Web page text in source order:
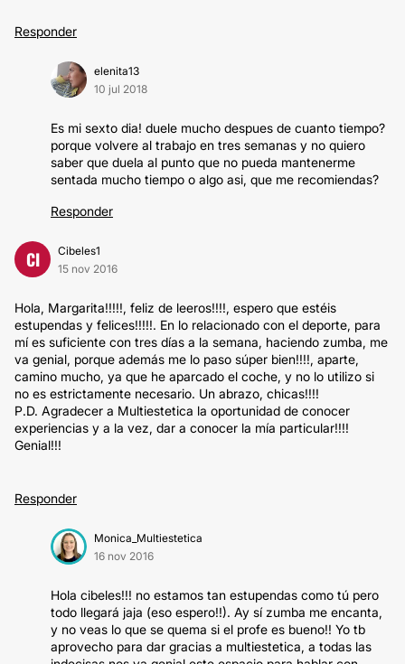
Responder
elenita13
10 jul 2018
Es mi sexto dia! duele mucho despues de cuanto tiempo?
porque volvere al trabajo en tres semanas y no quiero
saber que duela al punto que no pueda mantenerme
sentada mucho tiempo o algo asi, que me recomiendas?
Responder
CI
Cibeles1
15 nov 2016
Hola, Margarita!!!!!, feliz de leeros!!!!, espero que estéis
estupendas y felices!!!!!. En lo relacionado con el deporte, para
mí es suficiente con tres días a la semana, haciendo zumba, me
va genial, porque además me lo paso súper bien!!!!, aparte,
camino mucho, ya que he aparcado el coche, y no lo utilizo si
no es estrictamente necesario. Un abrazo, chicas!!!!
P.D. Agradecer a Multiestetica la oportunidad de conocer
experiencias y a la vez, dar a conocer la mía particular!!!!
Genial!!!
Responder
Monica_Multiestetica
16 nov 2016
Hola cibeles!!! no estamos tan estupendas como tú pero
todo llegará jaja (eso espero!!). Ay sí zumba me encanta,
y no veas lo que se quema si el profe es bueno!! Yo tb
aprovecho para dar gracias a multiestetica, a todas las